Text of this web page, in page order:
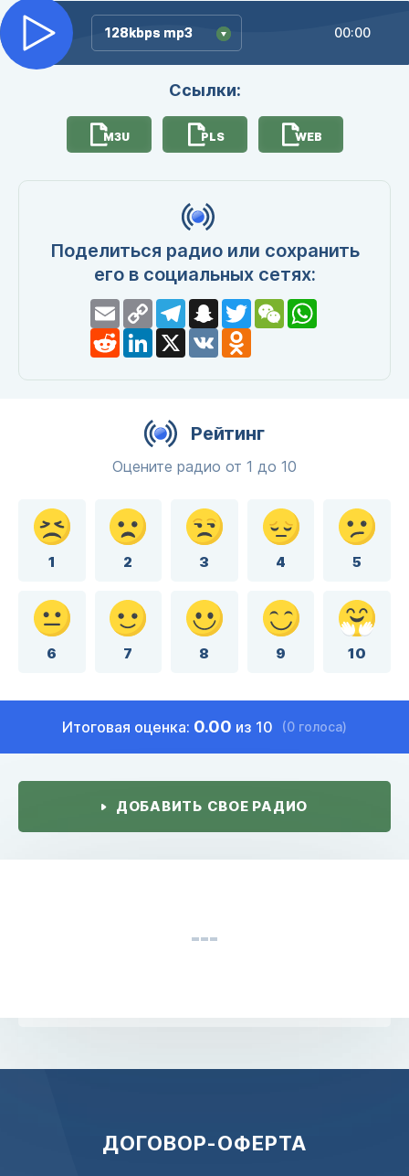
128kbps mp3
128kbps mp3 00:00
Ссылки:
M3U PLS WEB
Поделиться радио или сохранить
его в социальных сетях:
EmailCopy
Link
TelegramSnapchat
TwitterWeChatWhatsApp
RedditLinkedIn
X VK Odnoklassniki
Рейтинг
Оцените радио от 1 до 10
1 2 3 4 5
6 7 8 9 10
Итоговая оценка: 0.00 из 10 (0 голоса)
ДОБАВИТЬ СВОЕ РАДИО
ДОГОВОР-ОФЕРТА